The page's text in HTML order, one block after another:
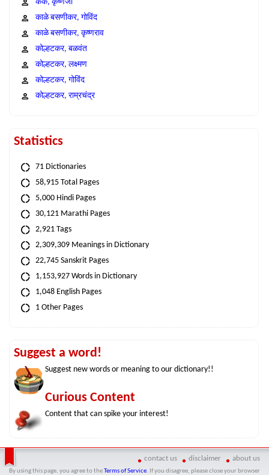
कंक, कृष्णजी
काळे बसणीकर, गोविंद
काळे बसणीकर, कृष्णराव
कोल्हटकर, बळवंत
कोल्हटकर, लक्ष्मण
कोल्हटकर, गोविंद
कोल्हटकर, राम्रचंद्र
Statistics
71 Dictionaries
58,915 Total Pages
5,000 Hindi Pages
30,121 Marathi Pages
2,921 Tags
2,309,309 Meanings in Dictionary
22,745 Sanskrit Pages
1,153,927 Words in Dictionary
1,048 English Pages
1 Other Pages
Suggest a word!
Suggest new words or meaning to our dictionary!!
Curious Content
Content that can spike your interest!
contact us disclaimer about us
By using this page, you agree to the Terms of Service. If you disagree, please close your browser